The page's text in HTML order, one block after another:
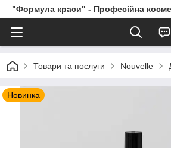
"Формула краси" - Професійна
Товари та послуги Nouvelle
Новинка